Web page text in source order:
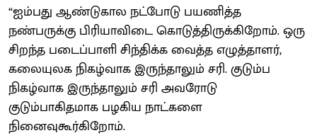
“ஐம்பது ஆண்டுகால நட்போடு பயணித்த
நண்பருக்கு பிரியாவிடை கொடுத்திருக்கிறோம். ஒரு
சிறந்த படைப்பாளி சிந்திக்க வைத்த எழுத்தாளர்,
கலையுலக நிகழ்வாக இருந்தாலும் சரி. குடும்ப
நிகழ்வாக இருந்தாலும் சரி அவரோடு
குடும்பாகிதமாக பழகிய நாட்களை
நினைவுகூர்கிறோம்.